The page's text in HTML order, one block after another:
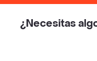
¿Necesitas